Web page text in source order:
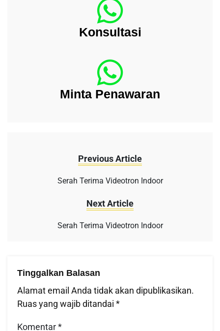
Konsultasi
Minta Penawaran
Previous Article
Serah Terima Videotron Indoor
Next Article
Serah Terima Videotron Indoor
Tinggalkan Balasan
Alamat email Anda tidak akan dipublikasikan.
Ruas yang wajib ditandai *
Komentar*